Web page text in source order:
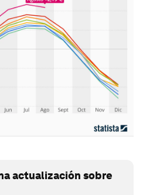
actualización sobre